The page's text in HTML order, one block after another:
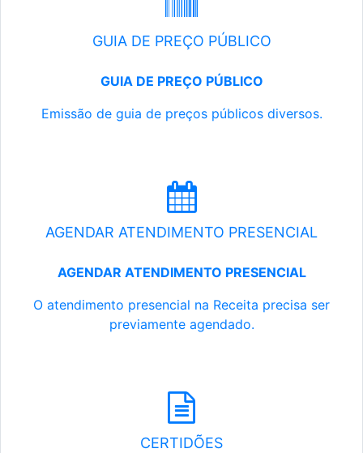
GUIA DE PREÇO PÚBLICO
GUIA DE PREÇO PÚBLICO
Emissão de guia de preços públicos diversos.
AGENDAR ATENDIMENTO PRESENCIAL
AGENDAR ATENDIMENTO PRESENCIAL
O atendimento presencial na Receita precisa ser
previamente agendado.
CERTIDÕES